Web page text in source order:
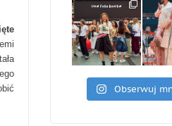
Obserwuj